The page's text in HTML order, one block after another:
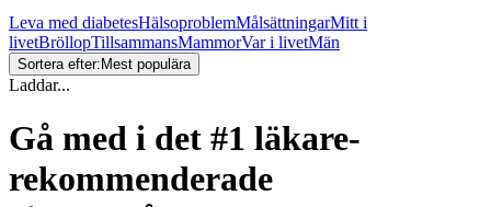
Leva med diabetesHälsoproblemMålsättningarMitt i
livetBröllopTillsammansMammorVar i livetMän
Sortera efter: Mest populära
Laddar...
Gå med i det #1 läkare-
rekommenderade